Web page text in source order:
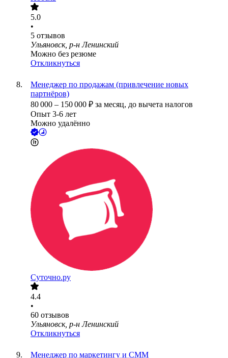
5.0
•
5 отзывов
Ульяновск, р-н Ленинский
Можно без резюме
Откликнуться
Менеджер по продажам (привлечение новых
партнёров)
80 000 – 150 000 ₽ за месяц, до вычета налогов
Опыт 3-6 лет
Можно удалённо
Суточно.ру
4.4
•
60 отзывов
Ульяновск, р-н Ленинский
Откликнуться
Менеджер по маркетингу и СММ